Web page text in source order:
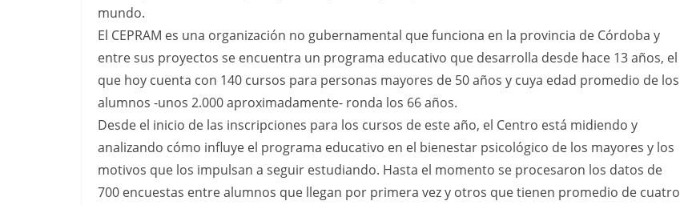
mundo.
El CEPRAM es una organización no gubernamental que funciona en la provincia de Córdoba y
entre sus proyectos se encuentra un programa educativo que desarrolla desde hace 13 años, el
que hoy cuenta con 140 cursos para personas mayores de 50 años y cuya edad promedio de los
alumnos -unos 2.000 aproximadamente- ronda los 66 años.
Desde el inicio de las inscripciones para los cursos de este año, el Centro está midiendo y
analizando cómo influye el programa educativo en el bienestar psicológico de los mayores y los
motivos que los impulsan a seguir estudiando. Hasta el momento se procesaron los datos de
700 encuestas entre alumnos que llegan por primera vez y otros que tienen promedio de cuatro